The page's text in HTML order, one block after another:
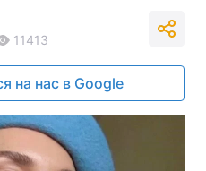
11413
на нас в Google